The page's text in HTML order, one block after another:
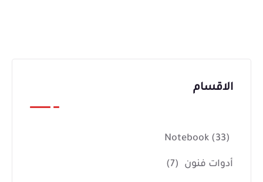
الاقسام
Notebook (33)
أدوات فنون (7)